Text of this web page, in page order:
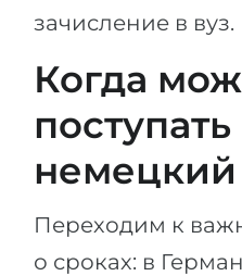
зачисление в вуз.
Когда
поступать
немецкий
Переходим к
о сроках: в